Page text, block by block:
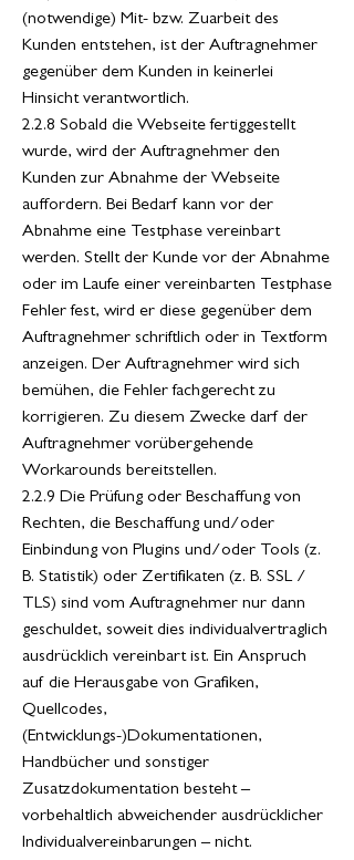
(notwendige) Mit- bzw. Zuarbeit des
Kunden entstehen, ist der Auftragnehmer
gegenüber dem Kunden in keinerlei
Hinsicht verantwortlich.
2.2.8 Sobald die Webseite fertiggestellt
wurde, wird der Auftragnehmer den
Kunden zur Abnahme der Webseite
auffordern. Bei Bedarf kann vor der
Abnahme eine Testphase vereinbart
werden. Stellt der Kunde vor der Abnahme
oder im Laufe einer vereinbarten Testphase
Fehler fest, wird er diese gegenüber dem
Auftragnehmer schriftlich oder in Textform
anzeigen. Der Auftragnehmer wird sich
bemühen, die Fehler fachgerecht zu
korrigieren. Zu diesem Zwecke darf der
Auftragnehmer vorübergehende
Workarounds bereitstellen.
2.2.9 Die Prüfung oder Beschaffung von
Rechten, die Beschaffung und/oder
Einbindung von Plugins und/oder Tools (z.
B. Statistik) oder Zertifikaten (z. B. SSL /
TLS) sind vom Auftragnehmer nur dann
geschuldet, soweit dies individualvertraglich
ausdrücklich vereinbart ist. Ein Anspruch
auf die Herausgabe von Grafiken,
Quellcodes,
(Entwicklungs-)Dokumentationen,
Handbücher und sonstiger
Zusatzdokumentation besteht –
vorbehaltlich abweichender ausdrücklicher
Individualvereinbarungen – nicht.